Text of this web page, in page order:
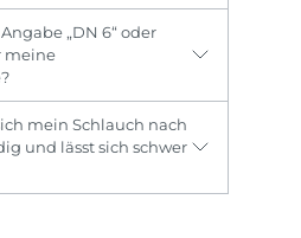
„DN 6“ oder
meine
mein Schlauch nach
und lässt sich schwer